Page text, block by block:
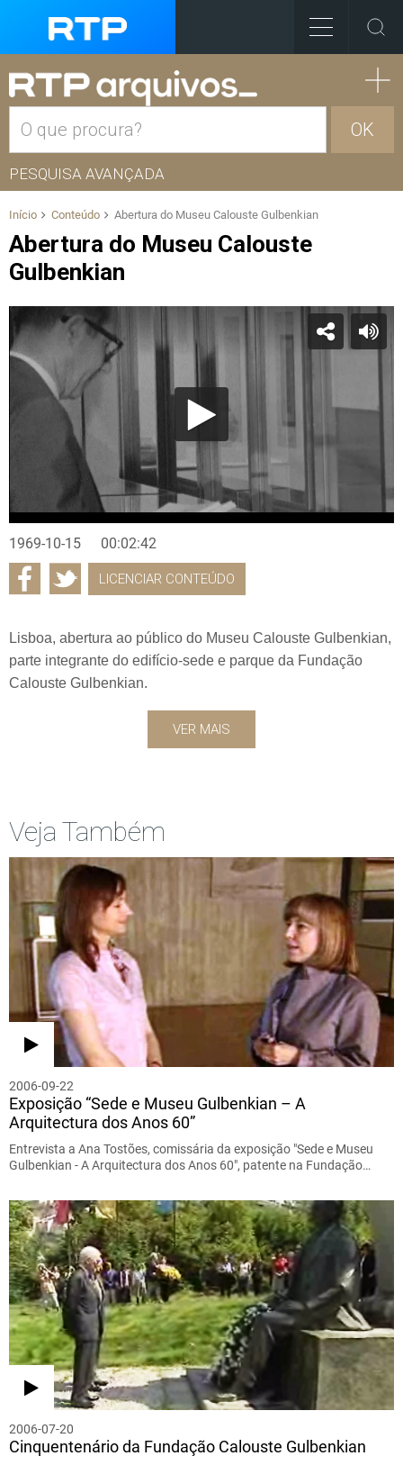
OK
PESQUISA AVANÇADA
Início Conteúdo Abertura do Museu Calouste Gulbenkian
Abertura do Museu Calouste
Gulbenkian
1969-10-15 00:02:42
LICENCIAR CONTEÚDO
Lisboa, abertura ao público do Museu Calouste Gulbenkian,
parte integrante do edifício-sede e parque da Fundação
Calouste Gulbenkian.
VER MAIS
Veja Também
2006-09-22
Exposição “Sede e Museu Gulbenkian – A
Arquitectura dos Anos 60”
Entrevista a Ana Tostões, comissária da exposição "Sede e Museu
Gulbenkian - A Arquitectura dos Anos 60", patente na Fundação…
2006-07-20
Cinquentenário da Fundação Calouste Gulbenkian